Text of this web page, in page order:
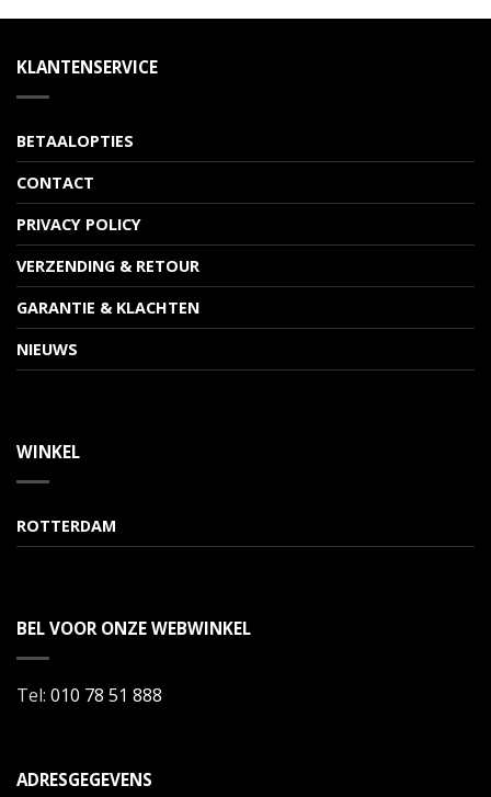
KLANTENSERVICE
BETAALOPTIES
CONTACT
PRIVACY POLICY
VERZENDING & RETOUR
GARANTIE & KLACHTEN
NIEUWS
WINKEL
ROTTERDAM
BEL VOOR ONZE WEBWINKEL
Tel: 010 78 51 888
ADRESGEGEVENS